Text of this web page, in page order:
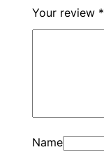
Your review *
Name